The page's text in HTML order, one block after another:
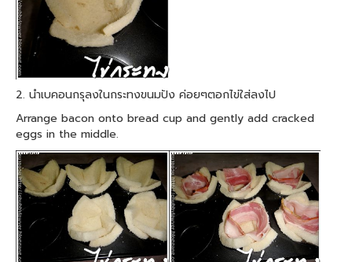
2. นำเบคอนกรุลงในกระทงขนมปัง ค่อยๆตอกไข่ใส่ลงไป
Arrange bacon onto bread cup and gently add cracked
eggs in the middle.